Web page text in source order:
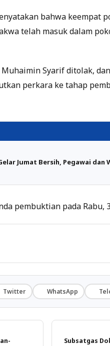
bahwa keempat
telah masuk dalam
Syarif ditolak,
perkara ke tahap
Jumat Bersih, Pegawai dan
pembuktian pada Rabu,
Twitter WhatsApp
Subsatgas